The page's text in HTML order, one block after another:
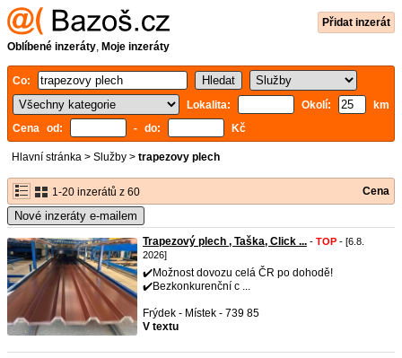
Přidat inzerát
Oblíbené inzeráty, Moje inzeráty
Co:
Lokalita:
Okolí:
km
Cena od:
- do: Kč
Hlavní stránka > Služby > trapezovy plech
1-20 inzerátů z 60 Cena
Nové inzeráty e-mailem
Trapezový plech , Taška, Click ... - TOP - [6.8.
2026]
✔️Možnost dovozu celá ČR po dohodě!
✔️Bezkonkurenční c ...
Frýdek - Místek - 739 85
V textu